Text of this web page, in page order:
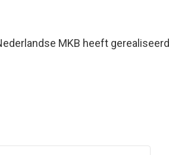
MKB heeft gerealiseerd